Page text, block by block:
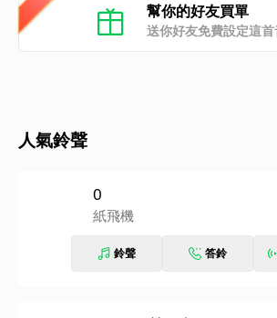
幫你的好友買單
送你好友免費設定這
人氣鈴聲
0
紙飛機
鈴聲 答鈴